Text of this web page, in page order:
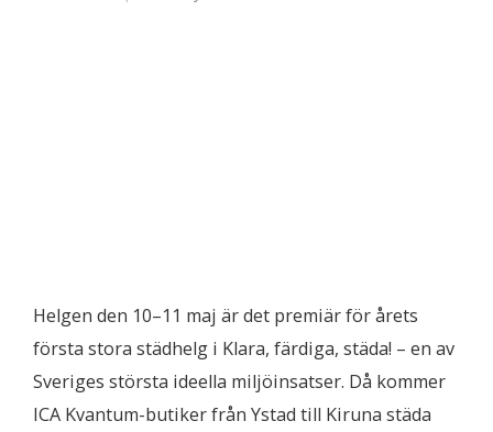
Helgen den 10–11 maj är det premiär för årets
första stora städhelg i Klara, färdiga, städa! – en av
Sveriges största ideella miljöinsatser. Då kommer
ICA Kvantum-butiker från Ystad till Kiruna städa